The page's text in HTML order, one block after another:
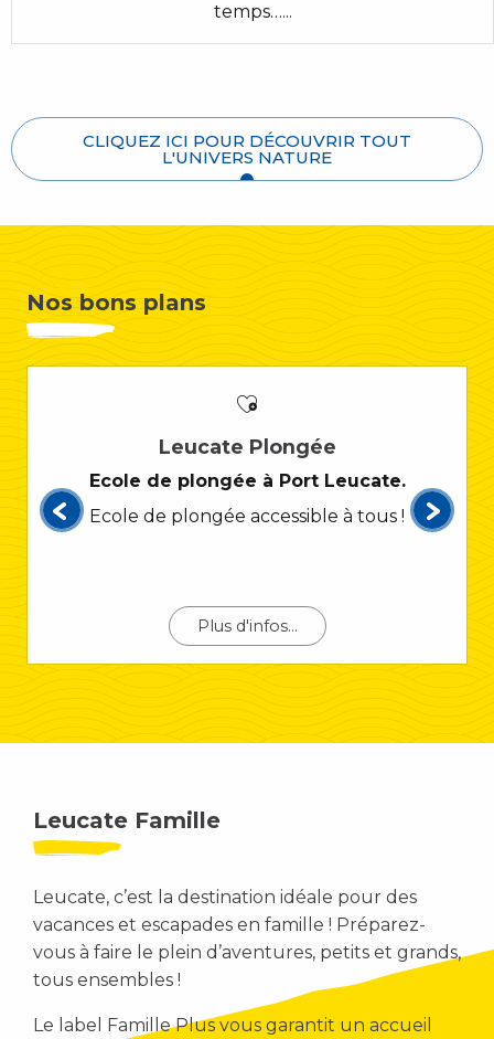
temps…...
CLIQUEZ ICI POUR DÉCOUVRIR TOUT
L'UNIVERS NATURE
Nos bons plans
Leucate Plongée
Ecole de plongée à Port Leucate.
Ecole de plongée accessible à tous !
Plus d'infos...
Leucate Famille
Leucate, c’est la destination idéale pour des
vacances et escapades en famille ! Préparez-
vous à faire le plein d’aventures, petits et grands,
tous ensembles !
Le label Famille Plus vous garantit un accueil